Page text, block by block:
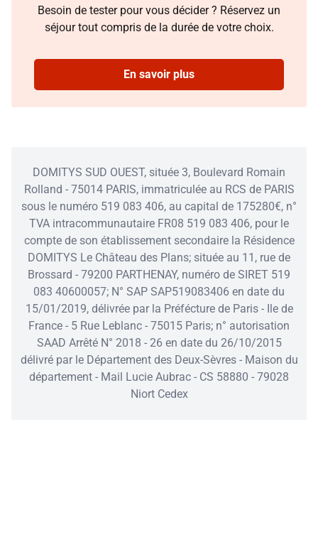
Besoin de tester pour vous décider ? Réservez un
séjour tout compris de la durée de votre choix.
En savoir plus
DOMITYS SUD OUEST, située 3, Boulevard Romain
Rolland - 75014 PARIS, immatriculée au RCS de PARIS
sous le numéro 519 083 406, au capital de 175280€, n°
TVA intracommunautaire FR08 519 083 406, pour le
compte de son établissement secondaire la Résidence
DOMITYS Le Château des Plans; située au 11, rue de
Brossard - 79200 PARTHENAY, numéro de SIRET 519
083 40600057; N° SAP SAP519083406 en date du
15/01/2019, délivrée par la Préfécture de Paris - Ile de
France - 5 Rue Leblanc - 75015 Paris; n° autorisation
SAAD Arrêté N° 2018 - 26 en date du 26/10/2015
délivré par le Département des Deux-Sèvres - Maison du
département - Mail Lucie Aubrac - CS 58880 - 79028
Niort Cedex